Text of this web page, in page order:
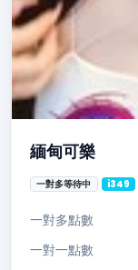
緬甸可樂
一對多等待中 i349
一對多點數
一對一點數